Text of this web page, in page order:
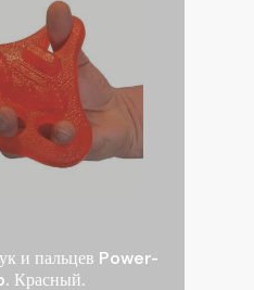
и пальцев Power-
Красный.